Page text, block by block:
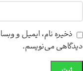
ذخیره نام، ایمیل و
دیدگاهی می‌نویسم.